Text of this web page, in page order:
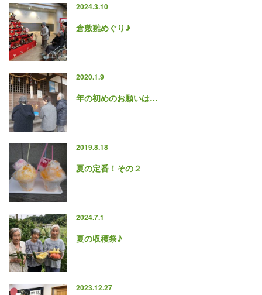
2024.3.10
倉敷雛めぐり♪
2020.1.9
年の初めのお願いは…
2019.8.18
夏の定番！その２
2024.7.1
夏の収穫祭♪
2023.12.27